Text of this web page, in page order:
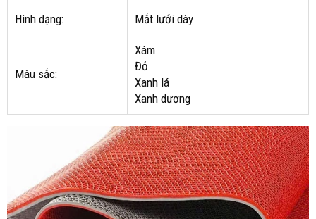
Hình dạng: Mắt lưới dày
Màu sắc:
Xám
Đỏ
Xanh lá
Xanh dương